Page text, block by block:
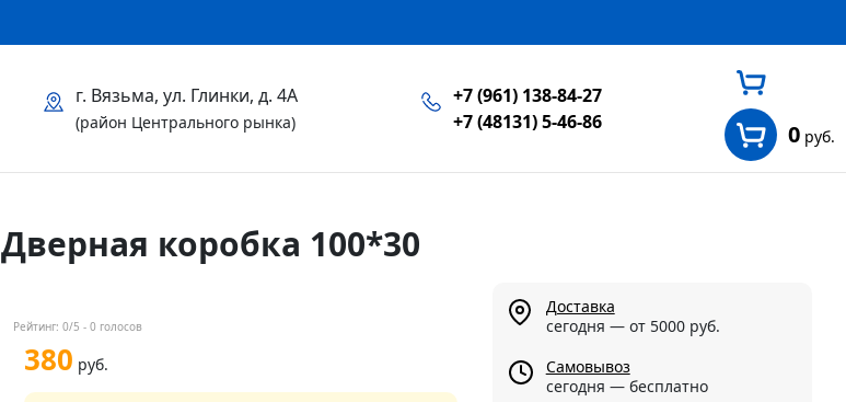
г. Вязьма, ул. Глинки, д. 4А
(район Центрального рынка)
+7 (961) 138-84-27
+7 (48131) 5-46-86
0руб.
Дверная коробка 100*30
Рейтинг: 0/5 - 0 голосов
380 руб.
Доставка
сегодня — от 5000 руб.
Самовывоз
сегодня — бесплатно